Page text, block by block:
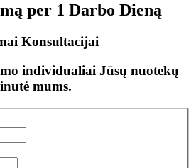
per 1 Darbo Dieną
Konsultacijai
individualiai Jūsų nuotekų
mums.